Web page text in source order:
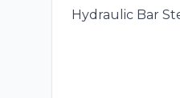
Hydraulic Bar